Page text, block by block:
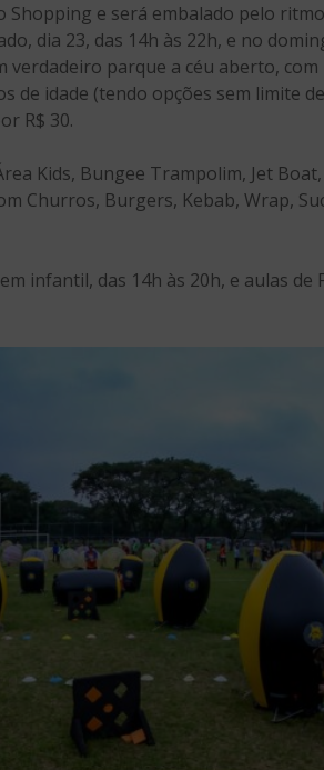
Shopping e será embalado pelo
dia 23, das 14h às 22h, e no
parque a céu aberto,
de idade (tendo opções sem limite
R$ 30.
Kids, Bungee Trampolim, Jet
Churros, Burgers, Kebab, Wrap,
infantil, das 14h às 20h, e aulas de